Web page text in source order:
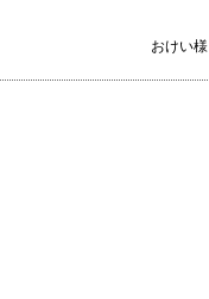
おけい様